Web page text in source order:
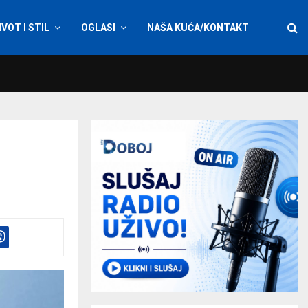
I STIL OGLASI NAŠA KUĆA/KONTAKT